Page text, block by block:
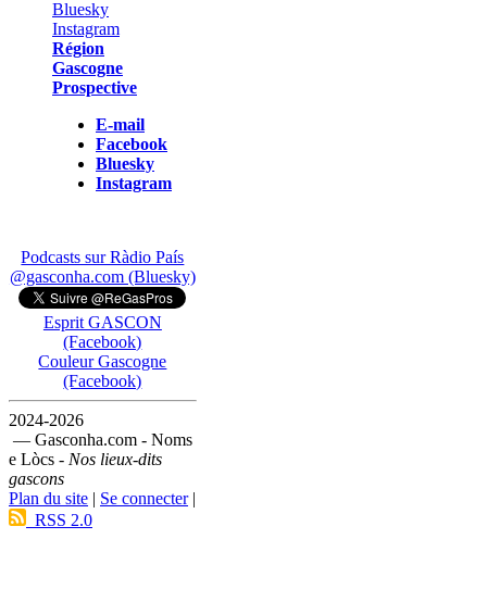
Région
Gascogne
Prospective
E-mail
Facebook
Bluesky
Instagram
Podcasts sur Ràdio País
@gasconha.com (Bluesky)
Esprit GASCON
(Facebook)
Couleur Gascogne
(Facebook)
2024-2026
— Gasconha.com - Noms
e Lòcs - Nos lieux-dits
gascons
Plan du site | Se connecter|
RSS 2.0